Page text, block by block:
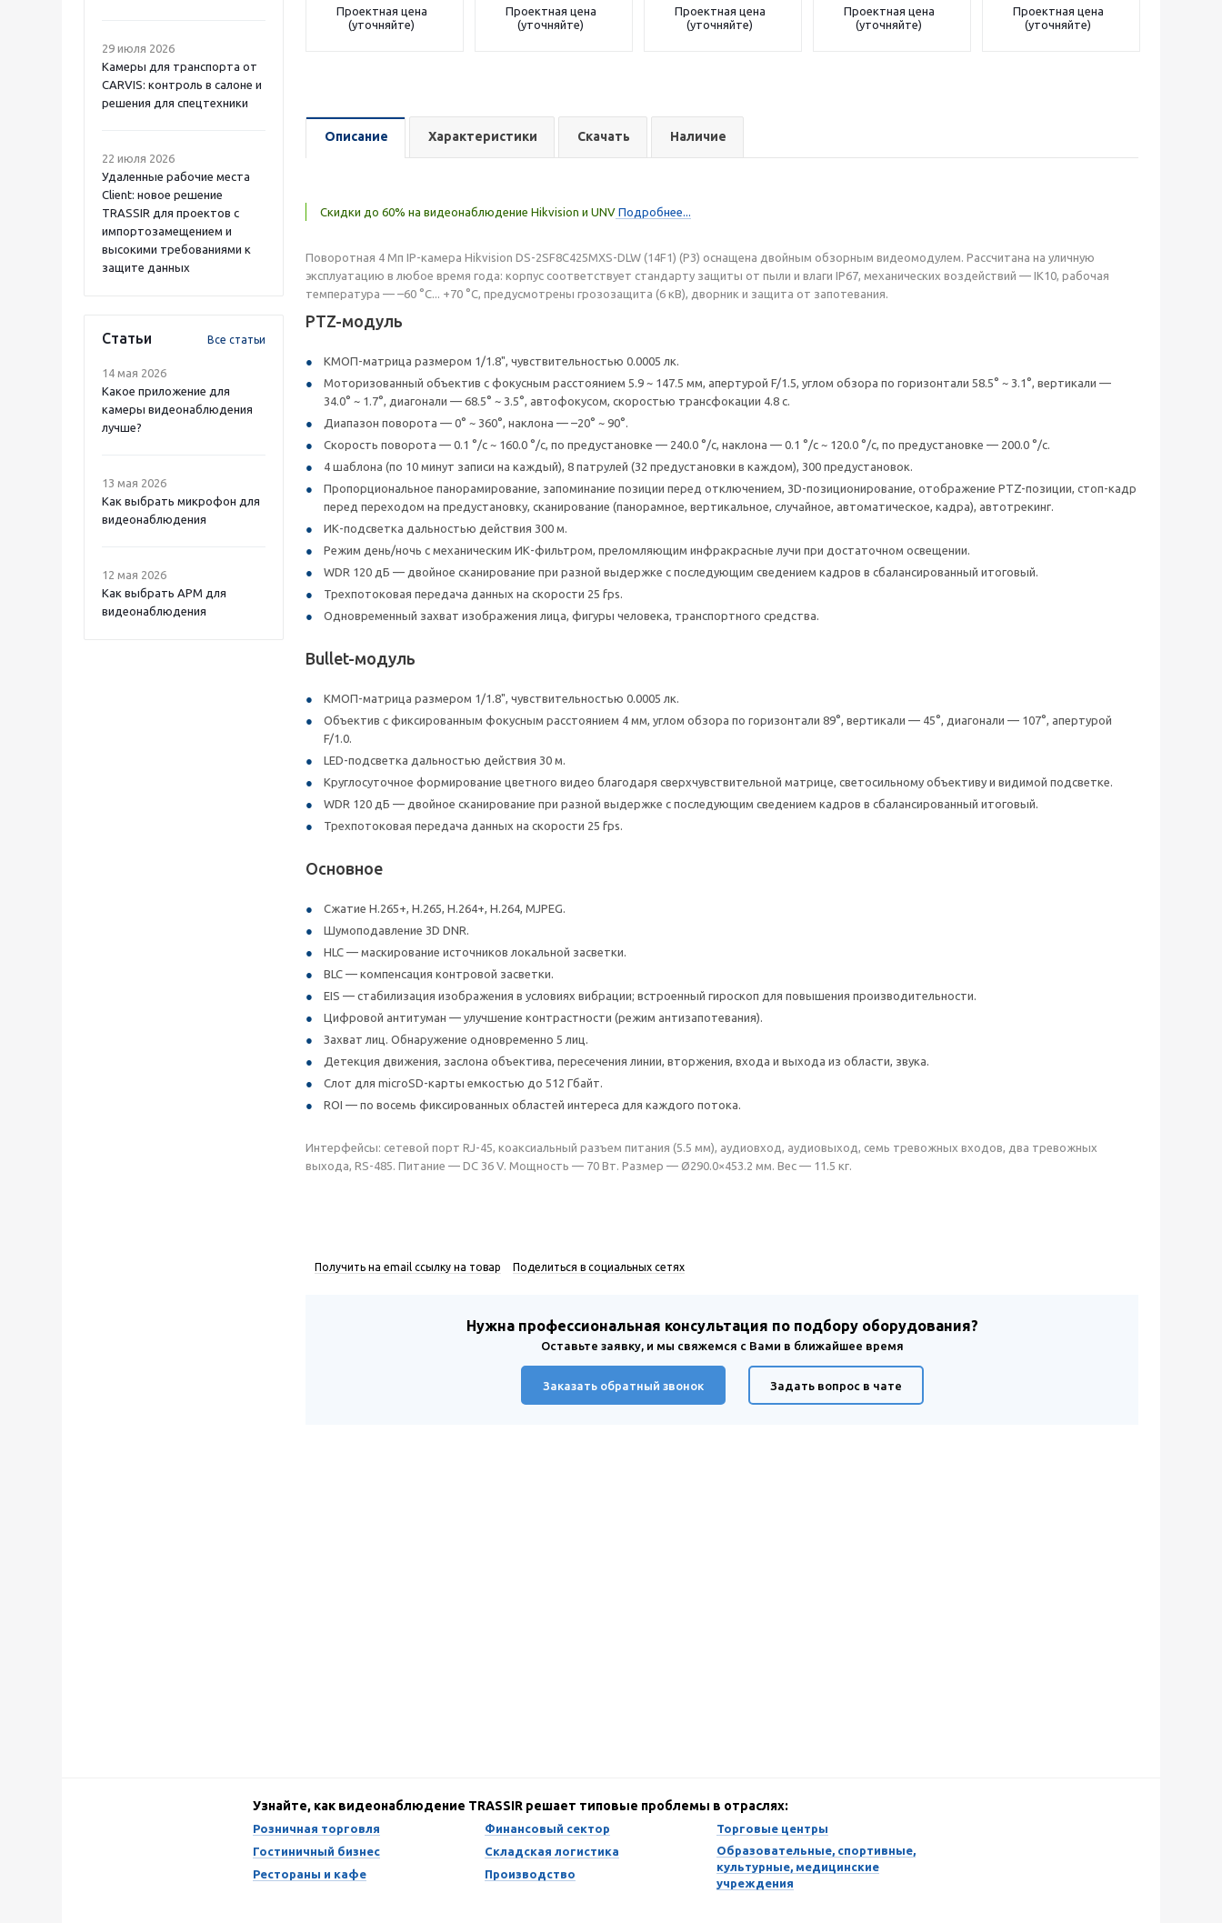
29 июля 2026
Камеры для транспорта от
CARVIS: контроль в салоне и
решения для спецтехники
22 июля 2026
Удаленные рабочие места
Client: новое решение
TRASSIR для проектов с
импортозамещением и
высокими требованиями к
защите данных
Статьи Все статьи
14 мая 2026
Какое приложение для
камеры видеонаблюдения
лучше?
13 мая 2026
Как выбрать микрофон для
видеонаблюдения
12 мая 2026
Как выбрать APM для
видеонаблюдения
Проектная цена
(уточняйте)
Проектная цена
(уточняйте)
Проектная цена
(уточняйте)
Проектная цена
(уточняйте)
Проектная цена
(уточняйте)
Описание Характеристики Скачать Наличие
Скидки до 60% на видеонаблюдение Hikvision и UNV Подробнее...
Поворотная 4 Мп IP-камера Hikvision DS-2SF8C425MXS-DLW (14F1) (P3) оснащена двойным обзорным видеомодулем. Рассчитана на уличную
эксплуатацию в любое время года: корпус соответствует стандарту защиты от пыли и влаги IP67, механических воздействий — IK10, рабочая
температура — –60 °C... +70 °C, предусмотрены грозозащита (6 кВ), дворник и защита от запотевания.
PTZ-модуль
КМОП-матрица размером 1/1.8", чувствительностью 0.0005 лк.
Моторизованный объектив с фокусным расстоянием 5.9 ~ 147.5 мм, апертурой F/1.5, углом обзора по горизонтали 58.5° ~ 3.1°, вертикали —
34.0° ~ 1.7°, диагонали — 68.5° ~ 3.5°, автофокусом, скоростью трансфокации 4.8 с.
Диапазон поворота — 0° ~ 360°, наклона — –20° ~ 90°.
Скорость поворота — 0.1 °/с ~ 160.0 °/с, по предустановке — 240.0 °/с, наклона — 0.1 °/с ~ 120.0 °/с, по предустановке — 200.0 °/с.
4 шаблона (по 10 минут записи на каждый), 8 патрулей (32 предустановки в каждом), 300 предустановок.
Пропорциональное панорамирование, запоминание позиции перед отключением, 3D-позиционирование, отображение PTZ-позиции, стоп-кадр
перед переходом на предустановку, сканирование (панорамное, вертикальное, случайное, автоматическое, кадра), автотрекинг.
ИК-подсветка дальностью действия 300 м.
Режим день/ночь с механическим ИК-фильтром, преломляющим инфракрасные лучи при достаточном освещении.
WDR 120 дБ — двойное сканирование при разной выдержке с последующим сведением кадров в сбалансированный итоговый.
Трехпотоковая передача данных на скорости 25 fps.
Одновременный захват изображения лица, фигуры человека, транспортного средства.
Bullet-модуль
КМОП-матрица размером 1/1.8", чувствительностью 0.0005 лк.
Объектив с фиксированным фокусным расстоянием 4 мм, углом обзора по горизонтали 89°, вертикали — 45°, диагонали — 107°, апертурой
F/1.0.
LED-подсветка дальностью действия 30 м.
Круглосуточное формирование цветного видео благодаря сверхчувствительной матрице, светосильному объективу и видимой подсветке.
WDR 120 дБ — двойное сканирование при разной выдержке с последующим сведением кадров в сбалансированный итоговый.
Трехпотоковая передача данных на скорости 25 fps.
Основное
Сжатие H.265+, H.265, H.264+, H.264, MJPEG.
Шумоподавление 3D DNR.
HLC — маскирование источников локальной засветки.
BLC — компенсация контровой засветки.
EIS — стабилизация изображения в условиях вибрации; встроенный гироскоп для повышения производительности.
Цифровой антитуман — улучшение контрастности (режим антизапотевания).
Захват лиц. Обнаружение одновременно 5 лиц.
Детекция движения, заслона объектива, пересечения линии, вторжения, входа и выхода из области, звука.
Слот для microSD-карты емкостью до 512 Гбайт.
ROI — по восемь фиксированных областей интереса для каждого потока.
Интерфейсы: сетевой порт RJ-45, коаксиальный разъем питания (5.5 мм), аудиовход, аудиовыход, семь тревожных входов, два тревожных
выхода, RS-485. Питание — DC 36 V. Мощность — 70 Вт. Размер — Ø290.0×453.2 мм. Вес — 11.5 кг.
Получить на email ссылку на товар Поделиться в социальных сетях
Нужна профессиональная консультация по подбору оборудования?
Оставьте заявку, и мы свяжемся с Вами в ближайшее время
Заказать обратный звонок Задать вопрос в чате
Узнайте, как видеонаблюдение TRASSIR решает типовые проблемы в отраслях:
Розничная торговля
Гостиничный бизнес
Рестораны и кафе
Финансовый сектор
Складская логистика
Производство
Торговые центры
Образовательные, спортивные,
культурные, медицинские
учреждения